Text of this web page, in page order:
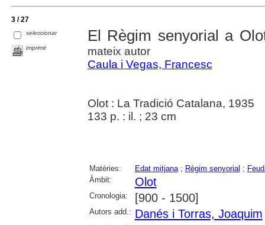
3 / 27
seleccionar
imprimir
El Règim senyorial a
mateix autor
Caula i Vegas, Francesc
Olot : La Tradició Catalana, 1935
133 p. : il. ; 23 cm
Matèries: Edat mitjana; Règim senyorial ;
Àmbit:
Olot
Cronologia: [900 - 1500]
Autors add.: Danés i Torras, Joaquim